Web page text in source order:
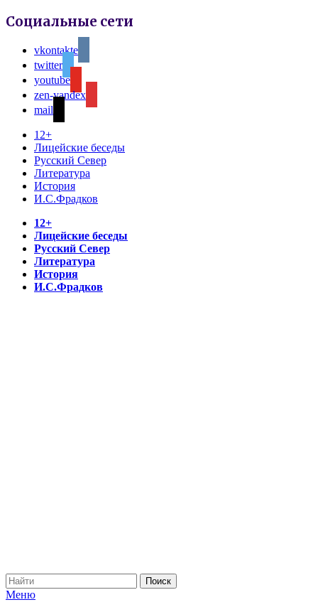
Социальные сети
vkontakte
twitter
youtube
zen-yandex
mail
12+
Лицейские беседы
Русский Север
Литература
История
И.С.Фрадков
12+
Лицейские беседы
Русский Север
Литература
История
И.С.Фрадков
Меню